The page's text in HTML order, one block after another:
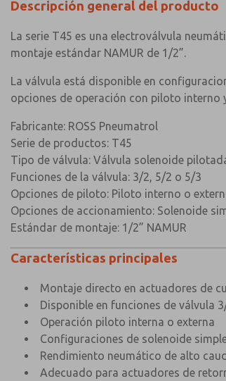
Descripción general del producto
La serie T45 es una electroválvula
montaje estándar NAMUR de 1/2”.
La válvula está disponible en
opciones de operación con piloto interno
Fabricante: ROSS Pneumatrol
Serie de productos: T45
Tipo de válvula: Válvula solenoide
Funciones de la válvula: 3/2, 5/2 o 5/3
Opciones de piloto: Piloto interno o
Opciones de accionamiento: Solenoide
Estándar de montaje: 1/2” NAMUR
Características principales
Montaje directo en actuadores de
Disponible en funciones de válvula
Operación piloto interna o externa
Configuraciones de solenoide
Rendimiento neumático de alto
Adecuado para actuadores de